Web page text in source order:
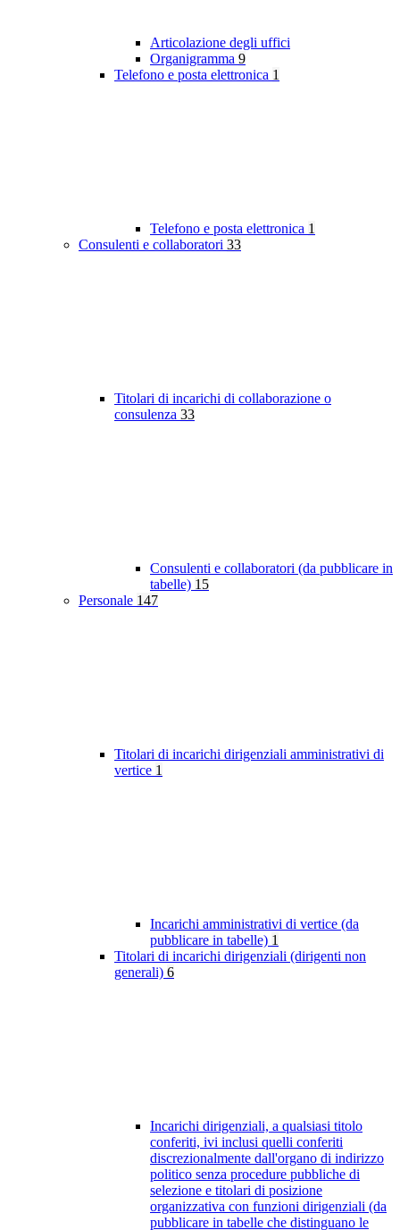
Articolazione degli uffici
Organigramma 9
Telefono e posta elettronica 1
Telefono e posta elettronica 1
Consulenti e collaboratori 33
Titolari di incarichi di collaborazione o
consulenza 33
Consulenti e collaboratori (da pubblicare in
tabelle) 15
Personale 147
Titolari di incarichi dirigenziali amministrativi di
vertice 1
Incarichi amministrativi di vertice (da
pubblicare in tabelle) 1
Titolari di incarichi dirigenziali (dirigenti non
generali) 6
Incarichi dirigenziali, a qualsiasi titolo
conferiti, ivi inclusi quelli conferiti
discrezionalmente dall'organo di indirizzo
politico senza procedure pubbliche di
selezione e titolari di posizione
organizzativa con funzioni dirigenziali (da
pubblicare in tabelle che distinguano le